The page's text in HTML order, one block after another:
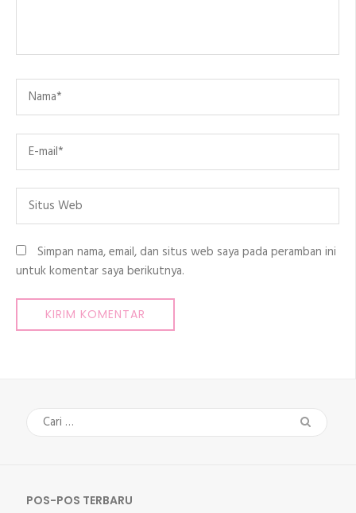
Name
Email
Situs
Web
Simpan nama, email, dan situs web saya pada peramban ini
untuk komentar saya berikutnya.
Cari
untuk:
POS-POS TERBARU